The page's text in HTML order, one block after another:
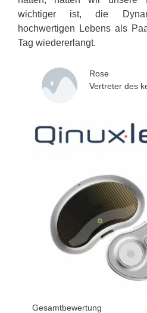
wichtiger ist, die
hochwertigen Lebens als
Tag wiedererlangt.
Rose
Vertreter des
Gesamtbewertung